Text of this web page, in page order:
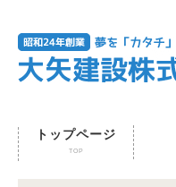
トップページ